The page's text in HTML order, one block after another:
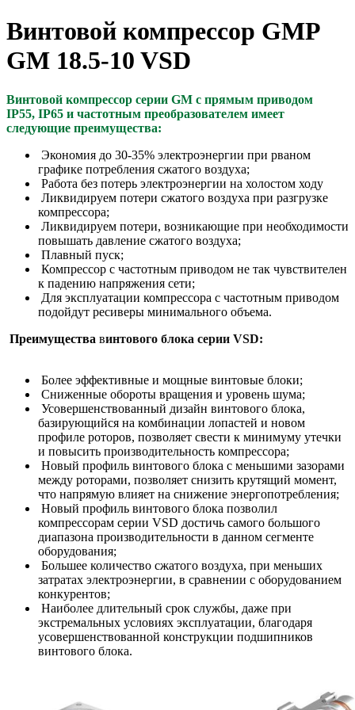
Винтовой компрессор GMP
GM 18.5-10 VSD
Винтовой компрессор серии GM с прямым приводом
IP55, IP65 и частотным преобразователем имеет
следующие преимущества:
Экономия до 30-35% электроэнергии при рваном
графике потребления сжатого воздуха;
Работа без потерь электроэнергии на холостом ходу
Ликвидируем потери сжатого воздуха при разгрузке
компрессора;
Ликвидируем потери, возникающие при необходимости
повышать давление сжатого воздуха;
Плавный пуск;
Компрессор с частотным приводом не так чувствителен
к падению напряжения сети;
Для эксплуатации компрессора с частотным приводом
подойдут ресиверы минимального объема.
Преимущества винтового блока серии VSD:
Более эффективные и мощные винтовые блоки;
Сниженные обороты вращения и уровень шума;
Усовершенствованный дизайн винтового блока,
базирующийся на комбинации лопастей и новом
профиле роторов, позволяет свести к минимуму утечки
и повысить производительность компрессора;
Новый профиль винтового блока с меньшими зазорами
между роторами, позволяет снизить крутящий момент,
что напрямую влияет на снижение энергопотребления;
Новый профиль винтового блока позволил
компрессорам серии VSD достичь самого большого
диапазона производительности в данном сегменте
оборудования;
Большее количество сжатого воздуха, при меньших
затратах электроэнергии, в сравнении с оборудованием
конкурентов;
Наиболее длительный срок службы, даже при
экстремальных условиях эксплуатации, благодаря
усовершенствованной конструкции подшипников
винтового блока.